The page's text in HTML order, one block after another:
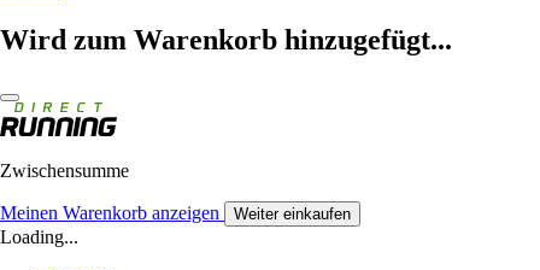
Wird zum Warenkorb hinzugefügt...
Zwischensumme
Meinen Warenkorb anzeigen Weiter einkaufen
Loading...